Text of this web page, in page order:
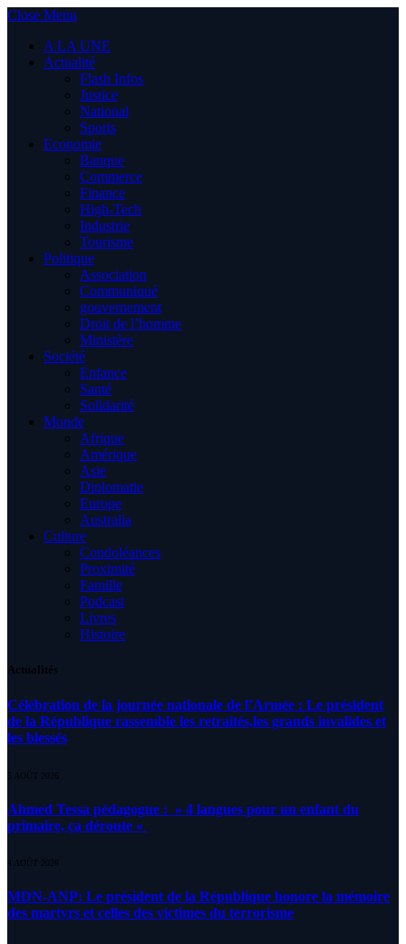
Close Menu
A LA UNE
Actualité
Flash Infos
Justice
National
Sports
Economie
Banque
Commerce
Finance
High-Tech
Industrie
Tourisme
Politique
Association
Communiqué
gouvernement
Droit de l’homme
Ministère
Société
Enfance
Santé
Solidarité
Monde
Afrique
Amérique
Asie
Diplomatie
Europe
Australia
Culture
Condoléances
Proximité
Famille
Podcast
Livres
Histoire
Actualités
Célébration de la journée nationale de l’Armée : Le président
de la République rassemble les retraités,les grands invalides et
les blessés
5 AOÛT 2026
Ahmed Tessa pédagogue : » 4 langues pour un enfant du
primaire, ça déroute «
4 AOÛT 2026
MDN-ANP: Le président de la République honore la mémoire
des martyrs et celles des victimes du terrorisme